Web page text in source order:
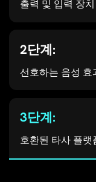
출력 및 입력 장
2단계:
선호하는 음성
3단계:
호환된 타사 플